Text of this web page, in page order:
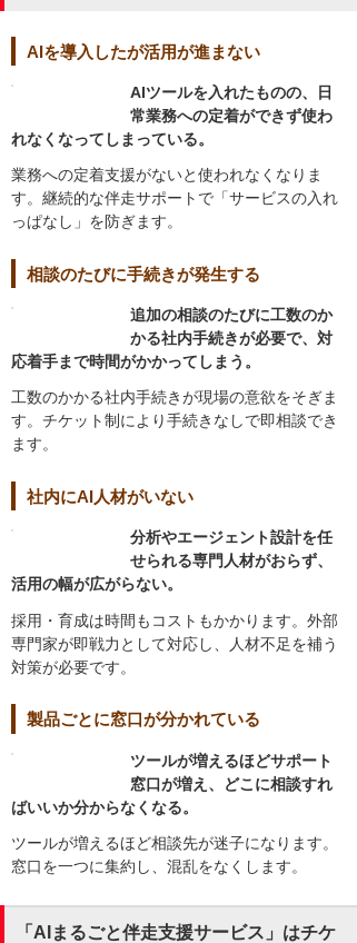
AIを導入したが活用が進まない
AIツールを入れたものの、日
常業務への定着ができず使わ
れなくなってしまっている。
業務への定着支援がないと使われなくなりま
す。継続的な伴走サポートで「サービスの入れ
っぱなし」を防ぎます。
相談のたびに手続きが発生する
追加の相談のたびに工数のか
かる社内手続きが必要で、対
応着手まで時間がかかってしまう。
工数のかかる社内手続きが現場の意欲をそぎま
す。チケット制により手続きなしで即相談でき
ます。
社内にAI人材がいない
分析やエージェント設計を任
せられる専門人材がおらず、
活用の幅が広がらない。
採用・育成は時間もコストもかかります。外部
専門家が即戦力として対応し、人材不足を補う
対策が必要です。
製品ごとに窓口が分かれている
ツールが増えるほどサポート
窓口が増え、どこに相談すれ
ばいいか分からなくなる。
ツールが増えるほど相談先が迷子になります。
窓口を一つに集約し、混乱をなくします。
「AIまるごと伴走支援サービス」はチケ